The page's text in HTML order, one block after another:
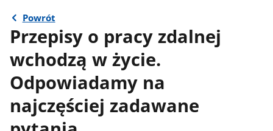
Powrót
Przepisy o pracy zdalnej
wchodzą w życie.
Odpowiadamy na
najczęściej zadawane